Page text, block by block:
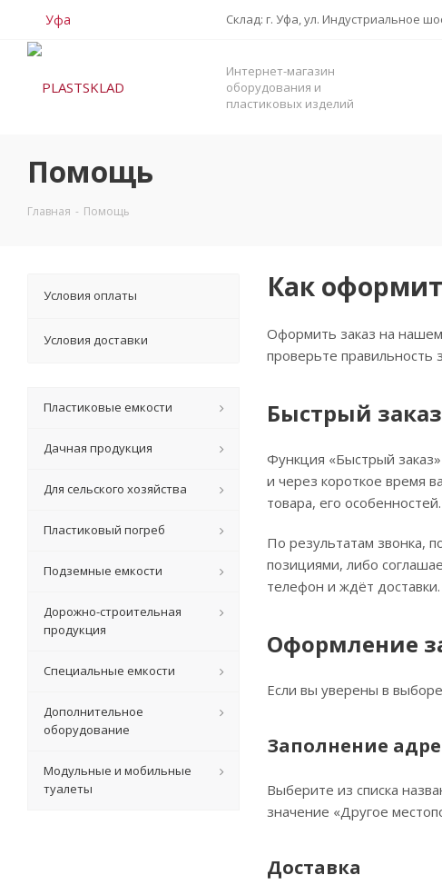
Уфа Склад: г. Уфа, ул. Индустриальное
Интернет-магазин
оборудования и
пластиковых изделий
Помощь
Главная - Помощь
Как
Оформить заказ на
проверьте правильность
Быстрый заказ
Функция «Быстрый
и через короткое время
товара, его
По результатам звонка,
позициями, либо
телефон и ждёт доставки.
Оформление
Если вы уверены в
Заполнение
Выберите из списка
значение «Другое
Доставка
Условия оплаты
Условия доставки
Пластиковые емкости
Дачная продукция
Для сельского хозяйства
Пластиковый погреб
Подземные емкости
Дорожно-строительная
продукция
Специальные емкости
Дополнительное
оборудование
Модульные и мобильные
туалеты